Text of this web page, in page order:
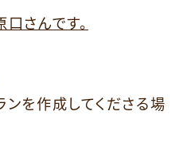
さんです。
を作成してくださる場